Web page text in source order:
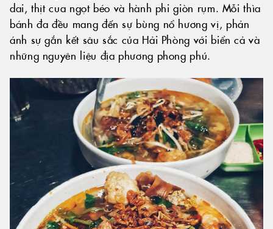
dai, thịt cua ngọt béo và hành phi giòn rụm. Mỗi thìa
bánh đa đều mang đến sự bùng nổ hương vị, phản
ánh sự gắn kết sâu sắc của Hải Phòng với biển cả và
những nguyên liệu địa phương phong phú.